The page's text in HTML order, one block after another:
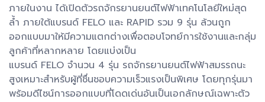
ภายในงาน ได้เปิดตัวรถจักรยานยนต์ไฟฟ้าเทคโนโลยีใหม่สุด
ล้ำ ภายใต้แบรนด์ FELO และ RAPID รวม 9 รุ่น ล้วนถูก
ออกแบบมาให้มีความแตกต่างเพื่อตอบโจทย์การใช้งานและกลุ่ม
ลูกค้าที่หลากหลาย โดยแบ่งเป็น
แบรนด์ FELO จำนวน 4 รุ่น รถจักรยานยนต์ไฟฟ้าสมรรถนะ
สูงเหมาะสำหรับผู้ที่ชื่นชอบความเร็วแรงเป็นพิเศษ โดยทุกรุ่นมา
พร้อมดีไซน์การออกแบบที่โดดเด่นอันเป็นเอกลักษณ์เฉพาะตัว